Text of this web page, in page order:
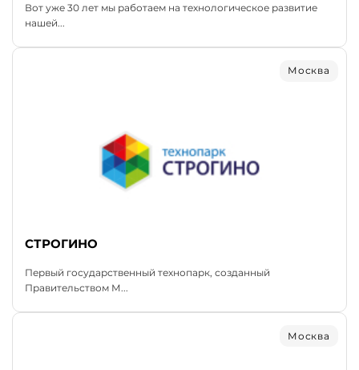
Вот уже 30 лет мы работаем на технологическое развитие
нашей...
Москва
СТРОГИНО
Первый государственный технопарк, созданный
Правительством М...
Москва